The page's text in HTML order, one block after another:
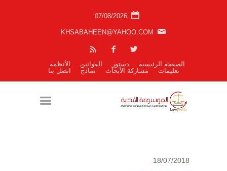
07/08/2026
KHSABAHEEN@YAHOO.COM
الصفحة الرئيسية دستور القوانين
الأنظمة
تعليمات
مشاركة الأبحاث نماذج اتصل بنا
18/07/2018